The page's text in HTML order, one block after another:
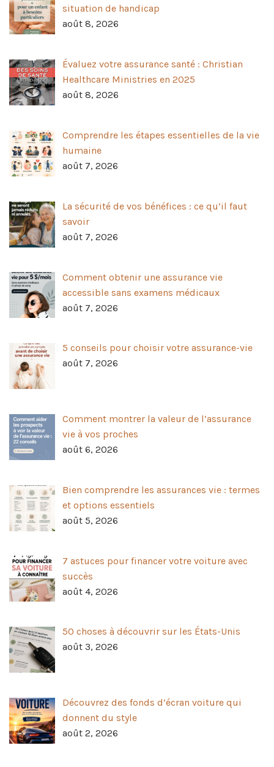
situation de handicap
août 8, 2026
Évaluez votre assurance santé : Christian
Healthcare Ministries en 2025
août 8, 2026
Comprendre les étapes essentielles de la vie
humaine
août 7, 2026
La sécurité de vos bénéfices : ce qu’il faut
savoir
août 7, 2026
Comment obtenir une assurance vie
accessible sans examens médicaux
août 7, 2026
5 conseils pour choisir votre assurance-vie
août 7, 2026
Comment montrer la valeur de l’assurance
vie à vos proches
août 6, 2026
Bien comprendre les assurances vie : termes
et options essentiels
août 5, 2026
7 astuces pour financer votre voiture avec
succès
août 4, 2026
50 choses à découvrir sur les États-Unis
août 3, 2026
Découvrez des fonds d’écran voiture qui
donnent du style
août 2, 2026